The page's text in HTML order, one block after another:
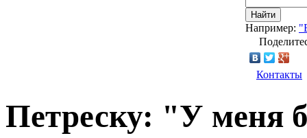
Найти
Например:
Контакты
Петреску: "У меня